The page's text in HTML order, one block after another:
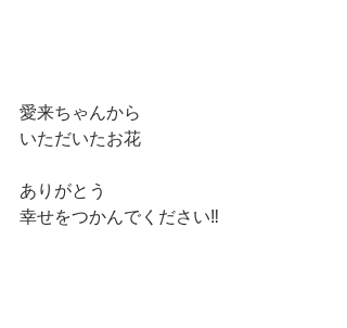
愛来ちゃんから
いただいたお花
ありがとう
幸せをつかんでください‼️